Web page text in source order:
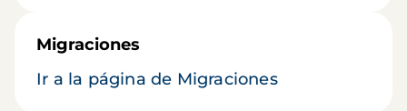
Migraciones
Ir a la página de Migraciones